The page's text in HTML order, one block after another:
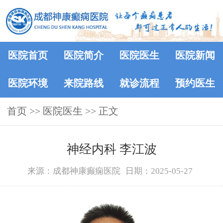
医院首页 医院简介 医院医生 医院新闻
医院环境 来院路线 就诊流程 预约医生
首页 >> 医院医生 >> 正文
神经内科 李江波
来源：成都神康癫痫医院 日期：2025-05-27